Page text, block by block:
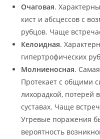
Очаговая.
кист и абсцессов с
рубцов. Чаще
Келоидная.
гипертрофических
Молниеносная.
Протекает с общими
лихорадкой, потерей
суставах. Чаще
Угревые поражения
вероятность